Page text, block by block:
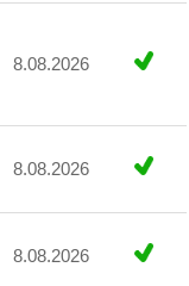
8.08.2026
8.08.2026
8.08.2026